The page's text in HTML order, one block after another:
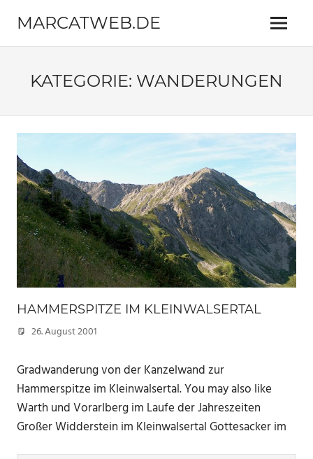
Inhalt
springen
MARCATWEB.DE
Fotografie
Reise
Menü
KATEGORIE: WANDERUNGEN
HAMMERSPITZE IM KLEINWALSERTAL
26. August 2001
Gradwanderung von der Kanzelwand zur
Hammerspitze im Kleinwalsertal. You may also like
Warth und Vorarlberg im Laufe der Jahreszeiten
Großer Widderstein im Kleinwalsertal Gottesacker im